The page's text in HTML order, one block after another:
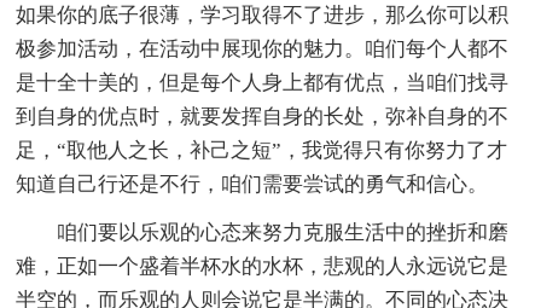
如果你的底子很薄，学习取得不了进步，那么你可以积
极参加活动，在活动中展现你的魅力。咱们每个人都不
是十全十美的，但是每个人身上都有优点，当咱们找寻
到自身的优点时，就要发挥自身的长处，弥补自身的不
足，“取他人之长，补己之短”，我觉得只有你努力了才
知道自己行还是不行，咱们需要尝试的勇气和信心。
咱们要以乐观的心态来努力克服生活中的挫折和磨
难，正如一个盛着半杯水的水杯，悲观的人永远说它是
半空的，而乐观的人则会说它是半满的。不同的心态决